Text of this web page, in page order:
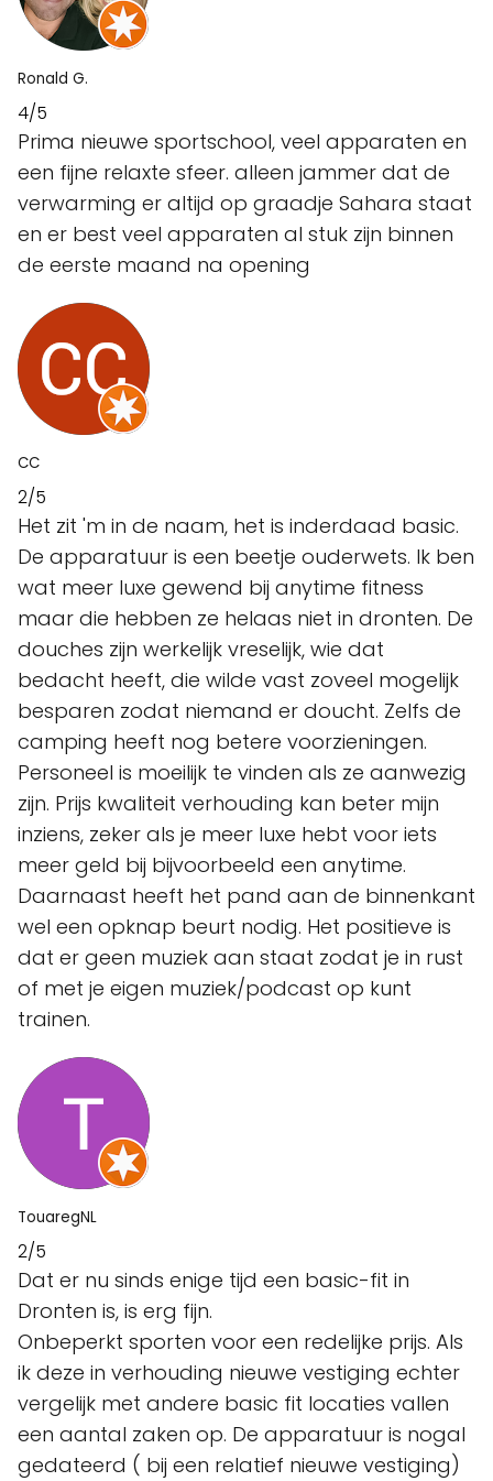
Ronald G.
4/5
Prima nieuwe sportschool, veel apparaten en
een fijne relaxte sfeer. alleen jammer dat de
verwarming er altijd op graadje Sahara staat
en er best veel apparaten al stuk zijn binnen
de eerste maand na opening
CC
2/5
Het zit 'm in de naam, het is inderdaad basic.
De apparatuur is een beetje ouderwets. Ik ben
wat meer luxe gewend bij anytime fitness
maar die hebben ze helaas niet in dronten. De
douches zijn werkelijk vreselijk, wie dat
bedacht heeft, die wilde vast zoveel mogelijk
besparen zodat niemand er doucht. Zelfs de
camping heeft nog betere voorzieningen.
Personeel is moeilijk te vinden als ze aanwezig
zijn. Prijs kwaliteit verhouding kan beter mijn
inziens, zeker als je meer luxe hebt voor iets
meer geld bij bijvoorbeeld een anytime.
Daarnaast heeft het pand aan de binnenkant
wel een opknap beurt nodig. Het positieve is
dat er geen muziek aan staat zodat je in rust
of met je eigen muziek/podcast op kunt
trainen.
TouaregNL
2/5
Dat er nu sinds enige tijd een basic-fit in
Dronten is, is erg fijn.
Onbeperkt sporten voor een redelijke prijs. Als
ik deze in verhouding nieuwe vestiging echter
vergelijk met andere basic fit locaties vallen
een aantal zaken op. De apparatuur is nogal
gedateerd ( bij een relatief nieuwe vestiging)